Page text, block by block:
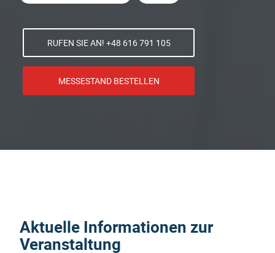
RUFEN SIE AN! +48 616 791 105
MESSESTAND BESTELLEN
Aktuelle Informationen zur
Veranstaltung